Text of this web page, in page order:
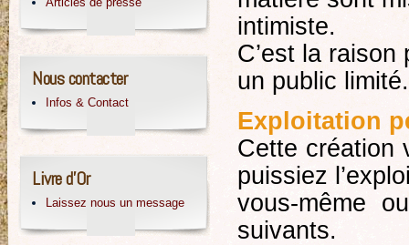
intimiste.
C’est la
un public limité.
Exploitation
Cette création
puissiez
vous-même
suivants.
Nous contacter
Infos & Contact
Livre d’Or
Laissez nous un message